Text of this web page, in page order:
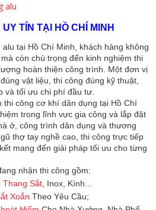
alu
TÍN TẠI HỒ CHÍ MINH
tại Hồ Chí Minh, khách hàng không
còn chú trọng đến kinh nghiệm thi
hoàn thiện công trình. Một đơn vị
vật liệu, thi công đúng kỹ thuật,
và tối ưu chi phí đầu tư.
thi công cơ khí dân dụng tại Hồ Chí
trong lĩnh vực gia công và lắp đặt
ở, công trình dân dụng và thương
thợ tay nghề cao, thi công trực tiếp
mang đến giải pháp tối ưu cho từng
nhận thi công gồm:
Thang Sắt , Inox, Kính...
Xoắn Theo Yêu Cầu;